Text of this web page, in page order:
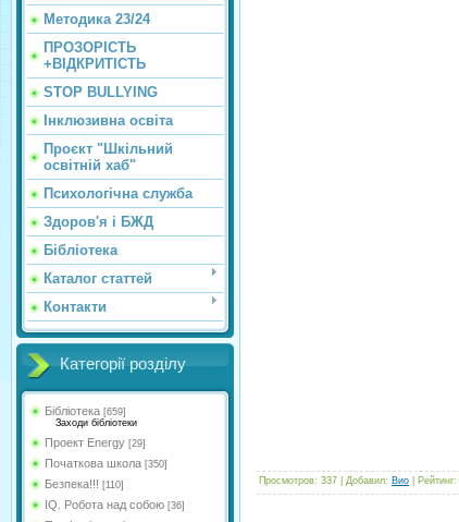
Методика 23/24
ПРОЗОРІСТЬ
+ВІДКРИТІСТЬ
STOP BULLYING
Інклюзивна освіта
Проєкт "Шкільний
освітній хаб"
Психологічна служба
Здоров'я і БЖД
Бібліотека
Каталог статтей
Контакти
Категорії розділу
Бібліотека [659]
Заходи бібліотеки
Проект Energy [29]
Початкова школа [350]
Безпека!!! [110]
IQ. Робота над собою [36]
Просмотров: 337 Добавил: Вио Рейтинг: